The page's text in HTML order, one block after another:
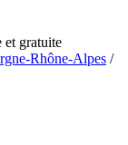
et gratuite
Rhône-Alpes /